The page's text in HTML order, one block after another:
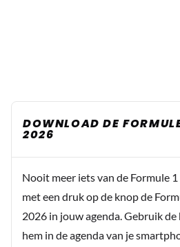
DOWNLOAD DE
2026
Nooit meer iets van de Formule
met een druk op de knop de
2026 in jouw agenda. Gebruik
hem in de agenda van je